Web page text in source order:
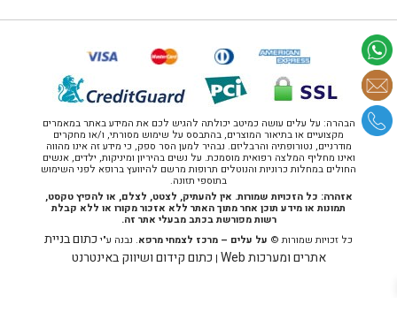
הבהרה: על עלים עושה כמיטב יכולתה להגיש לכם את המידע באתר במאמרים
מקצועיים או בתיאור המוצרים, בהתבסס על שימוש מסורתי, ו/או מחקרים
מודרניים, נטורופתיה והרבליזם. נבהיר למען הסר ספק, כי מידע זה אינו מהווה
ואינו מחליף המלצה רפואית מוסמכת. על נשים בהיריון ומיניקות, ילדים, אנשים
החולים במחלות כרוניות והנוטלים תרופות מרשם להיוועץ ברופא לפני השימוש
בתוספי תזונה.
אזהרה: כל הזכויות שמורות. אין להעתיק, לצטט, לצלם, או להפיץ טקסט,
תמונות או מידע תוכן אחר מתוך האתר ללא אזכור מקורו או ללא קבלת
רשות מפורשת בכתב מבעלי אתר זה.
כל זכויות שמורות © על עלים – מרכז לצמחי מרפא. נבנה ע"יכתום בניית
אתרים ומערכות Web
| כתום קידום ושיווק באינטרנט